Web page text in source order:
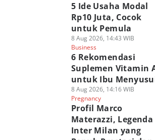
5 Ide Usaha Modal
Rp10 Juta, Cocok
untuk Pemula
8 Aug 2026, 14:43 WIB
Business
6 Rekomendasi
Suplemen Vitamin
untuk Ibu
8 Aug 2026, 14:16 WIB
Pregnancy
Profil Marco
Materazzi, Legenda
Inter Milan yang